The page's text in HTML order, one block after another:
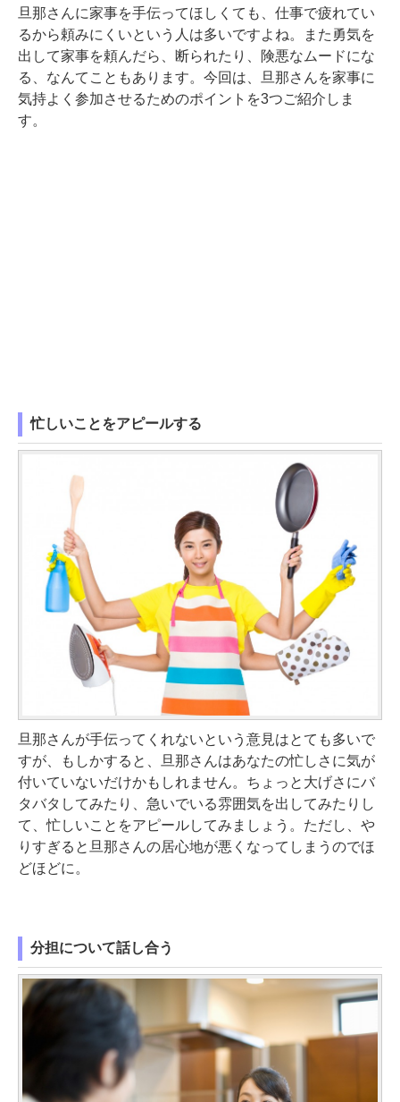
旦那さんに家事を手伝ってほしくても、仕事で疲れてい
るから頼みにくいという人は多いですよね。また勇気を
出して家事を頼んだら、断られたり、険悪なムードにな
る、なんてこともあります。今回は、旦那さんを家事に
気持よく参加させるためのポイントを3つご紹介しま
す。
忙しいことをアピールする
旦那さんが手伝ってくれないという意見はとても多いで
すが、もしかすると、旦那さんはあなたの忙しさに気が
付いていないだけかもしれません。ちょっと大げさにバ
タバタしてみたり、急いでいる雰囲気を出してみたりし
て、忙しいことをアピールしてみましょう。ただし、や
りすぎると旦那さんの居心地が悪くなってしまうのでほ
どほどに。
分担について話し合う